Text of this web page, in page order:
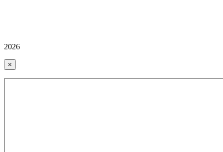
2026
×